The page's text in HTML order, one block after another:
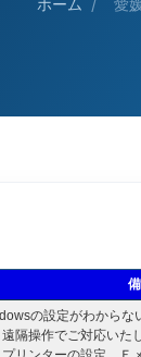
ホーム / 愛
の設定がわからな
隔操作でご対応いた